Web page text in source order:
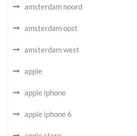
amsterdam noord
amsterdam oost
amsterdam west
apple
apple iphone
apple iphone 6